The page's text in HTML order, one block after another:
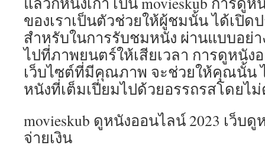
ของเราเป็นตัวช่วยให้ผู้ชมนั้น ได้เปิ
สำหรับในการรับชมหนัง ผ่านแบบอย่
ไปที่ภาพยนตร์ให้เสียเวลา การดูหนัง
เว็บไซต์ที่มีคุณภาพ จะช่วยให้คุณนั้น
หนังที่เต็มเปี่ยมไปด้วยอรรถรสโดยไ
movieskub ดูหนังออนไลน์ 2023 เว็บ
จ่ายเงิน